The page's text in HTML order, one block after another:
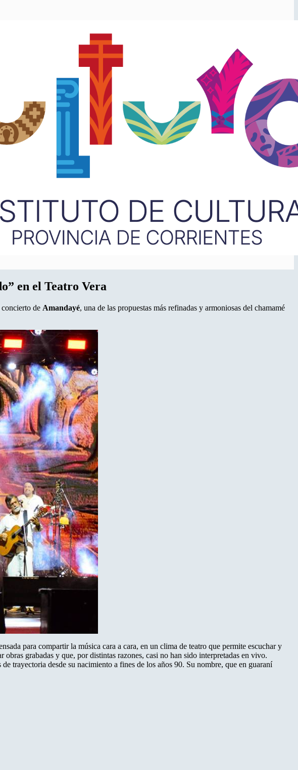
en el Teatro Vera
de Amandayé, una de las propuestas más refinadas y armoniosas del chamamé
para compartir la música cara a cara, en un clima de teatro que permite escuchar y
grabadas y que, por distintas razones, casi no han sido interpretadas en vivo.
trayectoria desde su nacimiento a fines de los años 90. Su nombre, que en guaraní